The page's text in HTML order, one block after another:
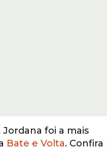
Jordana foi a mais
Bate e Volta. Confira